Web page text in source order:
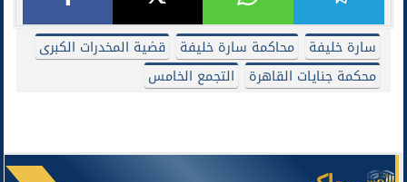
سارة خليفة محاكمة سارة خليفة
قضية المخدرات الكبرى
محكمة جنايات القاهرة
التجمع الخامس